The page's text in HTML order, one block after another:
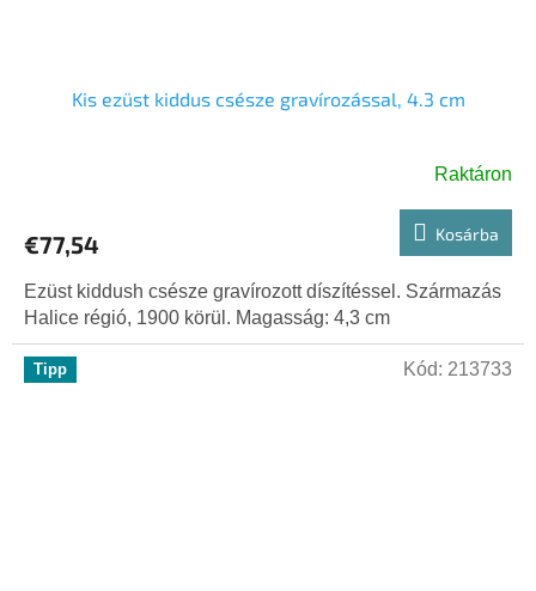
Kis ezüst kiddus csésze gravírozással, 4.3 cm
Raktáron
€77,54 Kosárba
Ezüst kiddush csésze gravírozott díszítéssel. Származás
Halice régió, 1900 körül. Magasság: 4,3 cm
Tipp Kód: 213733